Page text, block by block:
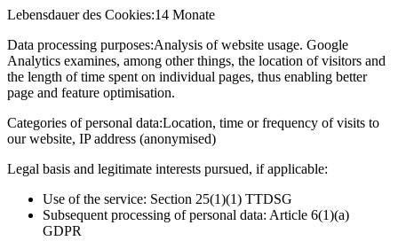
Lebensdauer des Cookies:14 Monate
Data processing purposes:Analysis of website usage. Google
Analytics examines, among other things, the location of visitors and
the length of time spent on individual pages, thus enabling better
page and feature optimisation.
Categories of personal data:Location, time or frequency of visits to
our website, IP address (anonymised)
Legal basis and legitimate interests pursued, if applicable:
Use of the service: Section 25(1)(1) TTDSG
Subsequent processing of personal data: Article 6(1)(a)
GDPR